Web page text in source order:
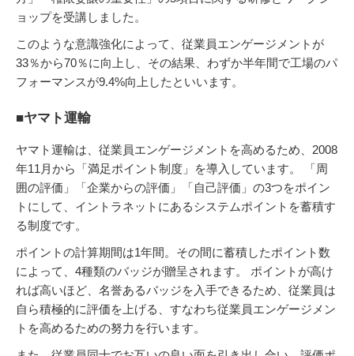
ョップを受講しました。
このような意識強化によって、従業員エンゲージメントが
33％から70％に向上し、その結果、わずか半年間で工場のパ
フォーマンスが9.4%向上したといいます。
■ヤマト運輸
ヤマト運輸は、従業員エンゲージメントを高めるため、2008
年11月から「満足ポイント制度」を導入しています。 「周
囲の評価」「企業からの評価」「自己評価」の3つをポイン
トにして、イントラネットにあるシステムポイントを蓄積す
る制度です。
ポイントの計算期間は1年間。その間に蓄積したポイント数
によって、4種類のバッジが贈呈されます。 ポイントが高け
れば高いほど、名誉あるバッジを入手できるため、従業員は
自ら積極的に評価を上げる、すなわち従業員エンゲージメン
トを高めるための努力を行います。